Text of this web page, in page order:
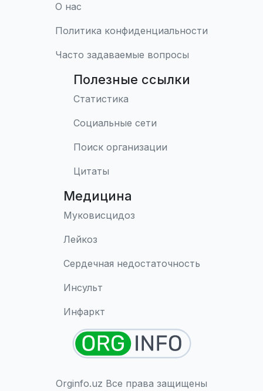
Orginfo.uz Все права защищены
О нас
Политика конфиденциальности
Часто задаваемые вопросы
Полезные ссылки
Статистика
Социальные сети
Поиск организации
Цитаты
Медицина
Муковисцидоз
Лейкоз
Сердечная недостаточность
Инсульт
Инфаркт